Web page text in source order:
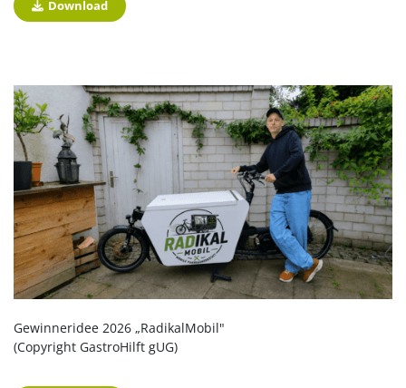
Download
Gewinneridee 2026 „RadikalMobil"
(Copyright GastroHilft gUG)